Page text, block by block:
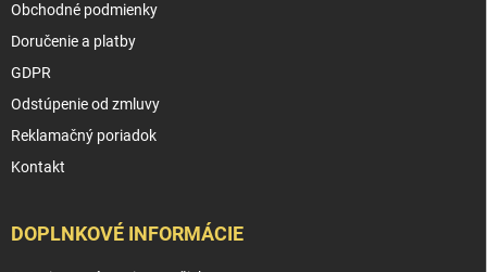
Obchodné podmienky
Doručenie a platby
GDPR
Odstúpenie od zmluvy
Reklamačný poriadok
Kontakt
DOPLNKOVÉ INFORMÁCIE